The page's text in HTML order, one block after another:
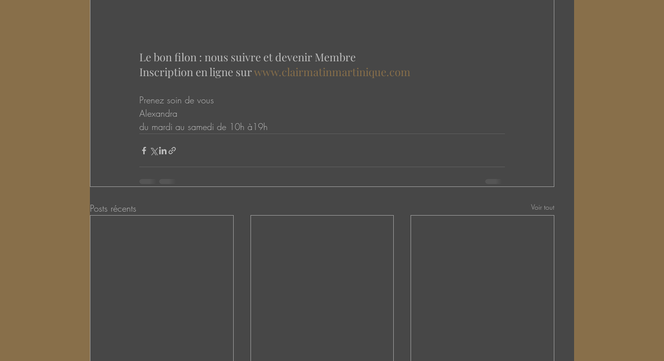
Le bon filon : nous suivre et devenir Membre
Inscription en ligne sur www.clairmatinmartinique.com
Prenez soin de vous
Alexandra
du mardi au samedi de 10h à19h
Posts récents Voir tout